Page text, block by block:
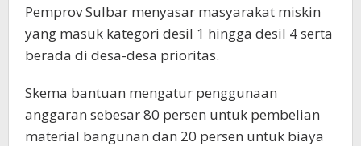
Pemprov Sulbar menyasar masyarakat miskin
yang masuk kategori desil 1 hingga desil 4 serta
berada di desa-desa prioritas.
Skema bantuan mengatur penggunaan
anggaran sebesar 80 persen untuk pembelian
material bangunan dan 20 persen untuk biaya